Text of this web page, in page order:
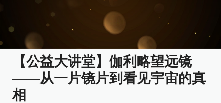
【公益大讲堂】伽利略望远镜
——从一片镜片到看见宇宙的真
相